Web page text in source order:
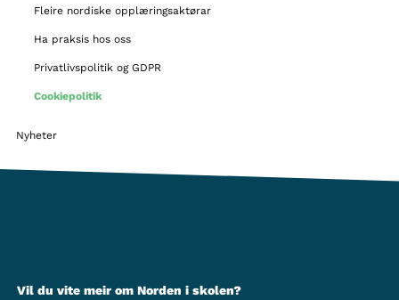
Fleire nordiske opplæringsaktørar
Ha praksis hos oss
Privatlivspolitik og GDPR
Cookiepolitik
Nyheter
Vil du vite meir om Norden i skolen?